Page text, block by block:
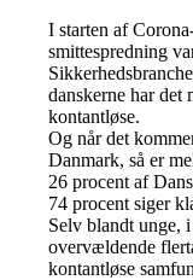
I starten af
smittespredning
danskerne har det
kontantløse.
Og når det
Danmark, så er
26 procent af
74 procent siger
Selv blandt unge,
overvældende
kontantløse